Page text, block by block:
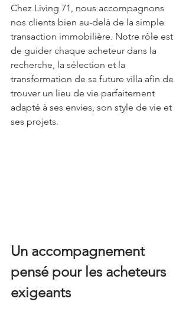
Chez Living 71, nous accompagnons
nos clients bien au-delà de la simple
transaction immobilière. Notre rôle est
de guider chaque acheteur dans la
recherche, la sélection et la
transformation de sa future villa afin de
trouver un lieu de vie parfaitement
adapté à ses envies, son style de vie et
ses projets.
Un accompagnement
pensé pour les acheteurs
exigeants